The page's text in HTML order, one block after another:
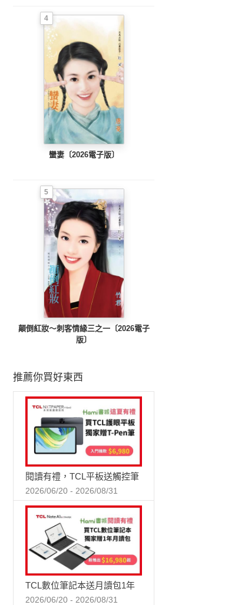
4
蠻妻〔2026電子版〕
5
顛倒紅妝～刺客情緣三之一〔2026電子
版〕
推薦你買好東西
閱讀有禮，TCL平板送觸控筆
2026/06/20 - 2026/08/31
TCL數位筆記本送月讀包1年
2026/06/20 - 2026/08/31